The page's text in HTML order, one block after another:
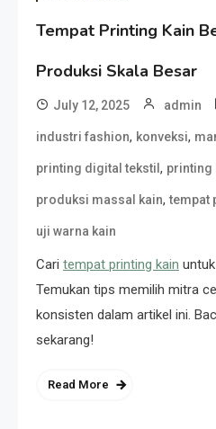
Tempat Printing Kain
Produksi Skala Besar
July 12, 2025 admin
industri fashion, konveksi,
printing digital tekstil , printing
produksi massal kain,tempat
uji warna kain
Cari tempat printing kain
Temukan tips memilih mitra
konsisten dalam artikel ini.
sekarang!
Read More